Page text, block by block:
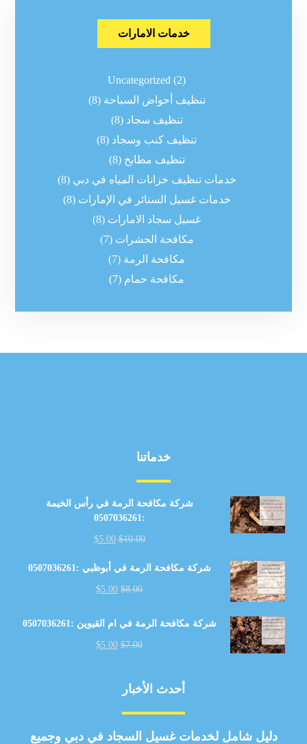
خدمات الامارات
Uncategorized (2)
تنظيف أحواض السباحة (8)
تنظيف سجاد (8)
تنظيف كنب وسجاد (8)
تنظيف مطابخ (8)
خدمات تنظيف خزانات المياه في دبي (8)
خدمات غسيل الستائر في الإمارات (8)
غسيل سجاد الامارات (8)
مكافحة الحشرات (7)
مكافحة الرمة (7)
مكافحة حمام (7)
خدماتنا
شركة مكافحة الرمة في رأس الخيمة
:0507036261
$10.00
$5.00
شركة مكافحة الرمة في أبوظبي :0507036261
$8.00
$5.00
شركة مكافحة الرمة في ام القيوين :0507036261
$7.00
$5.00
أحدث الأخبار
دليل شامل لخدمات غسيل السجاد في دبي وجميع